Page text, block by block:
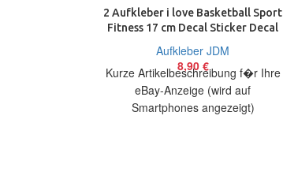
2 Aufkleber i love Basketball Sport
Fitness 17 cm Decal Sticker Decal
Aufkleber JDM
8,90 €
Kurze Artikelbeschreibung f�r Ihre
eBay-Anzeige (wird auf
Smartphones angezeigt)